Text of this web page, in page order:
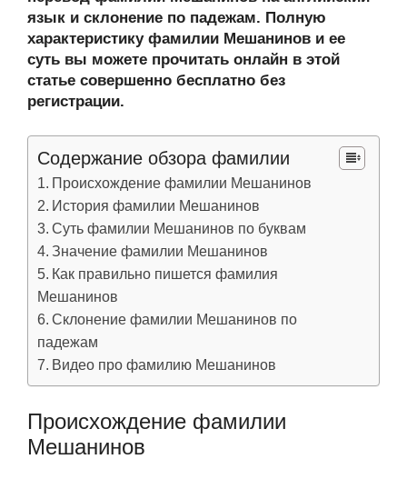
язык и склонение по падежам. Полную
характеристику фамилии Мешанинов и ее
суть вы можете прочитать онлайн в этой
статье совершенно бесплатно без
регистрации.
Содержание обзора фамилии
Происхождение фамилии Мешанинов
История фамилии Мешанинов
Суть фамилии Мешанинов по буквам
Значение фамилии Мешанинов
Как правильно пишется фамилия
Мешанинов
Склонение фамилии Мешанинов по
падежам
Видео про фамилию Мешанинов
Происхождение фамилии
Мешанинов